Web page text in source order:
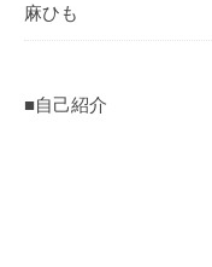
麻ひも
■自己紹介